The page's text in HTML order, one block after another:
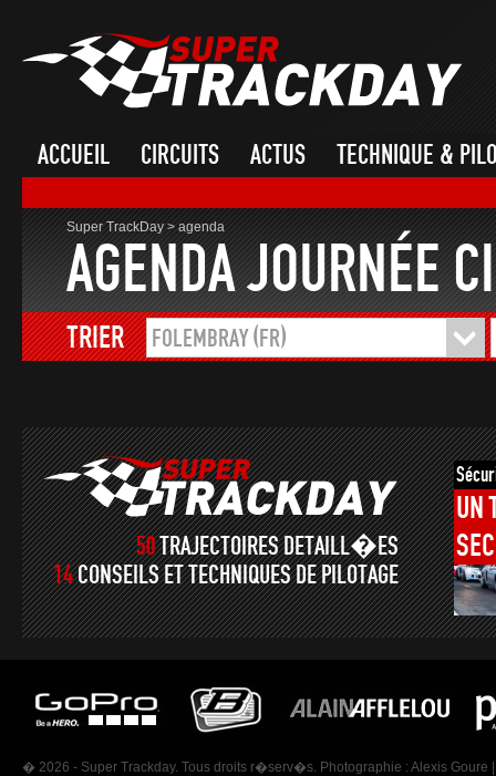
ACCUEIL CIRCUITS ACTUS TECHNIQUE &
Super TrackDay>agenda
AGENDA JOURNÉE
TRIER FOLEMBRAY (FR)
50TRAJECTOIRES DETAILL�ES
14CONSEILS ET TECHNIQUES DE PILOTAGE
UN
� 2026 - Super Trackday. Tous droits r�serv�s. Photographie : Alexis Goure